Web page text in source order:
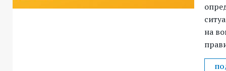
на